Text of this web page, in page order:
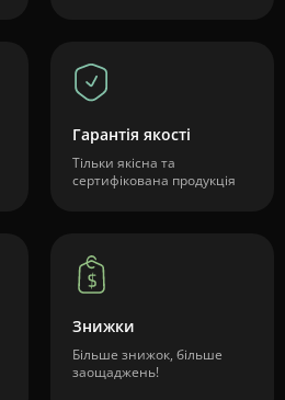
Гарантія якості
Тільки якісна та
сертифікована продукція
Знижки
Більше знижок, більше
заощаджень!